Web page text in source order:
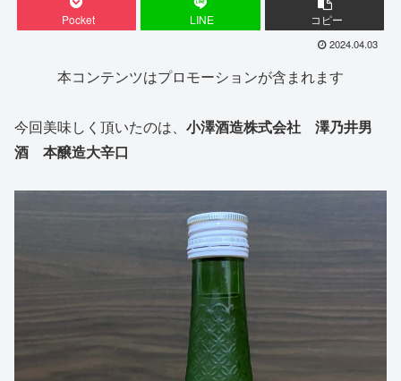
Pocket LINE コピー
2024.04.03
本コンテンツはプロモーションが含まれます
今回美味しく頂いたのは、 小澤酒造株式会社 澤乃井男
酒 本醸造大辛口